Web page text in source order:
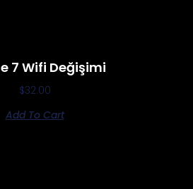
7 Wifi Değişimi
$32.00
Add To Cart